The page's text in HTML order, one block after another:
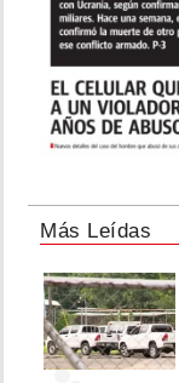
2026
Ver
esta
publicación
en
Instagram
Más Leídas